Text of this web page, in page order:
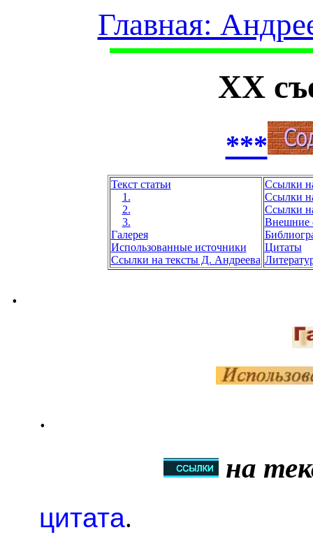
Главная:
XX
***
Текст статьи
1.
2.
3.
Галерея
Использованные источники
Ссылки на тексты Д. Андреева
Ссылки
Ссылки
Ссылки
Внешние
Цитаты
.
.
на
цитата.